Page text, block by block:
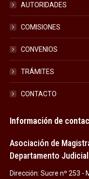
AUTORIDADES
COMISIONES
CONVENIOS
TRÁMITES
CONTACTO
Información de
Asociación de
Departamento
Dirección: Sucre nº 253 -